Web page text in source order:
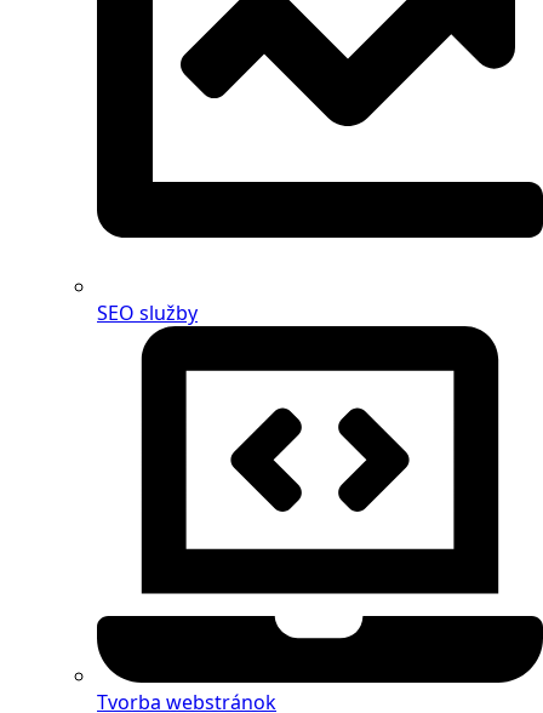
SEO služby
Tvorba webstránok